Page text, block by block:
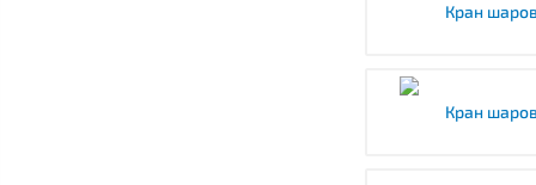
Кран
Кран